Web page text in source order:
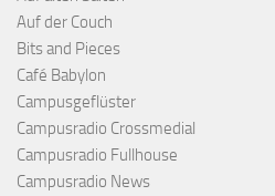
Auf der Couch
Bits and Pieces
Café Babylon
Campusgeflüster
Campusradio Crossmedial
Campusradio Fullhouse
Campusradio News